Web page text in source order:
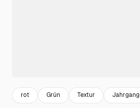
rot Grün Textur Jahrgang